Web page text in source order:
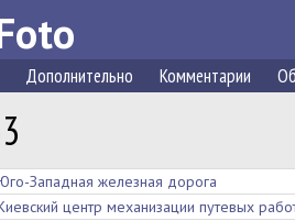
Дополнительно Комментарии
Западная железная дорога
центр механизации путевых